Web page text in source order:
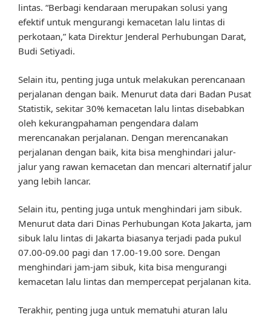
lintas. “Berbagi kendaraan merupakan solusi yang
efektif untuk mengurangi kemacetan lalu lintas di
perkotaan,” kata Direktur Jenderal Perhubungan Darat,
Budi Setiyadi.
Selain itu, penting juga untuk melakukan perencanaan
perjalanan dengan baik. Menurut data dari Badan Pusat
Statistik, sekitar 30% kemacetan lalu lintas disebabkan
oleh kekurangpahaman pengendara dalam
merencanakan perjalanan. Dengan merencanakan
perjalanan dengan baik, kita bisa menghindari jalur-
jalur yang rawan kemacetan dan mencari alternatif jalur
yang lebih lancar.
Selain itu, penting juga untuk menghindari jam sibuk.
Menurut data dari Dinas Perhubungan Kota Jakarta, jam
sibuk lalu lintas di Jakarta biasanya terjadi pada pukul
07.00-09.00 pagi dan 17.00-19.00 sore. Dengan
menghindari jam-jam sibuk, kita bisa mengurangi
kemacetan lalu lintas dan mempercepat perjalanan kita.
Terakhir, penting juga untuk mematuhi aturan lalu